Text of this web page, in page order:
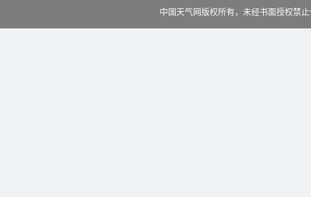
中国天气网版权所有，未经书面授权